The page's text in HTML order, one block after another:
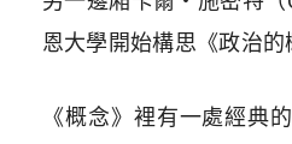
恩大學開始構思 《政治的
《概念》裡有一處經典